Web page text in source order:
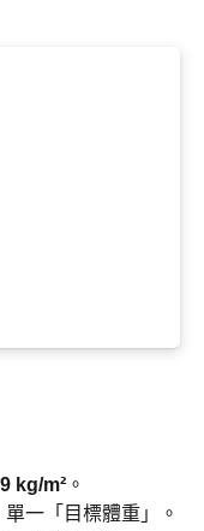
kg/m² 。
一「目標體重」。